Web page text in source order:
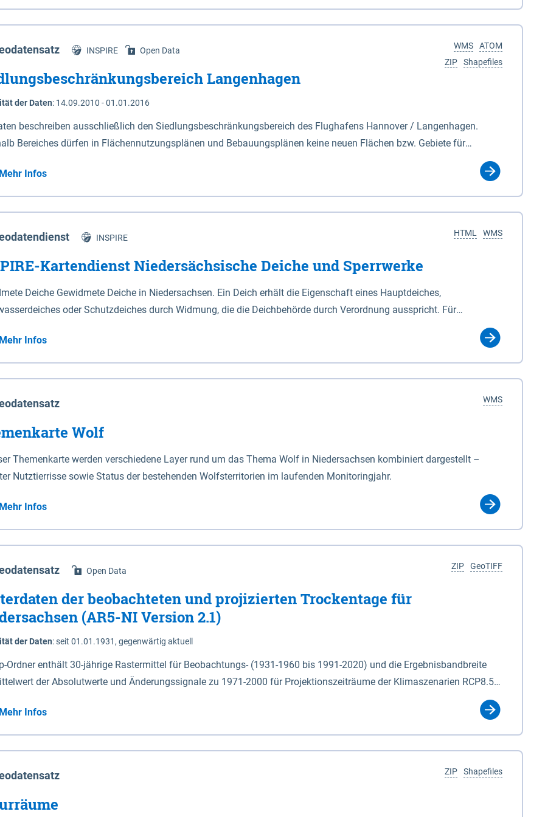
Niedersachsen (vgl. Abb. 4-1) entlang der Elbe zwischen Schnackenburg im Osten und Hohnstorf (Elbe) im Westen
472,5 bei Schnackenburg bis 569 bei Lauenburg). Das Biosphärenreservat umfasst Teile der Landkreise
Dannenberg und Lüneburg.
ATOM
WMS
Shapefiles
ZIP
INSPIRE Open Data
Langenhagen
der Daten: 14.09.2010 - 01.01.2016
beschreiben ausschließlich den Siedlungsbeschränkungsbereich des Flughafens Hannover / Langenhagen.
Bereiches dürfen in Flächennutzungsplänen und Bebauungsplänen keine neuen Flächen bzw. Gebiete für
Mehr Infos
WMS
HTML
INSPIRE
Kartendienst Niedersächsische Deiche und Sperrwerke
Deiche Gewidmete Deiche in Niedersachsen. Ein Deich erhält die Eigenschaft eines Hauptdeiches,
oder Schutzdeiches durch Widmung, die die Deichbehörde durch Verordnung ausspricht. Für
Deiche gelten die Bestimmungen des Niedersächsischen Deichgesetzes (NDG). Die Widmung "2.Deichlinie" ist
Sperrwerke Sperrwerke sind Bauwerke mit Sperrvorrichtungen in Tidegewässern, die dem
eines Gebietes vor erhöhten Tiden, vor allem vor Sturmfluten, zu dienen bestimmt sind (§2 Abs.3 NDG). Ein Bauwerk
Art erhält die Eigenschaft eines Sperrwerkes durch Widmung, die die Deichbehörde durch Verordnung
Mehr Infos
WMS
Wolf
Themenkarte werden verschiedene Layer rund um das Thema Wolf in Niedersachsen kombiniert dargestellt –
Nutztierrisse sowie Status der bestehenden Wolfsterritorien im laufenden Monitoringjahr.
Mehr Infos
GeoTIFF
ZIP
Open Data
der beobachteten und projizierten Trockentage für
(AR5-NI Version 2.1)
der Daten:seit 01.01.1931, gegenwärtig aktuell
Ordner enthält 30-jährige Rastermittel für Beobachtungs- (1931-1960 bis 1991-2020) und die Ergebnisbandbreite
der Absolutwerte und Änderungssignale zu 1971-2000 für Projektionszeiträume der Klimaszenarien RCP8.5
(Jun. - Aug.) - au: Herbst (Sep. - Nov.) - wi: Winter (Dez. - Feb.) - hyr:
Jahr (Nov. - Okt.) - hsu: Hydrologisches Sommerhalbjahr (Mai - Okt.) - hwi: Hydrologisches Winterhalbjahr
- vd: Vegetationsruhe (Okt. - Mär.) Neben den Rasterdaten ist eine
zu den Dateinamen und für eine Darstellung im GIS eine Klassifizierung der Rasterdaten mit Klassenname und
code gegeben.
Mehr Infos
Shapefiles
ZIP